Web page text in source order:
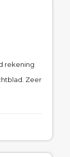
rekening
Zeer